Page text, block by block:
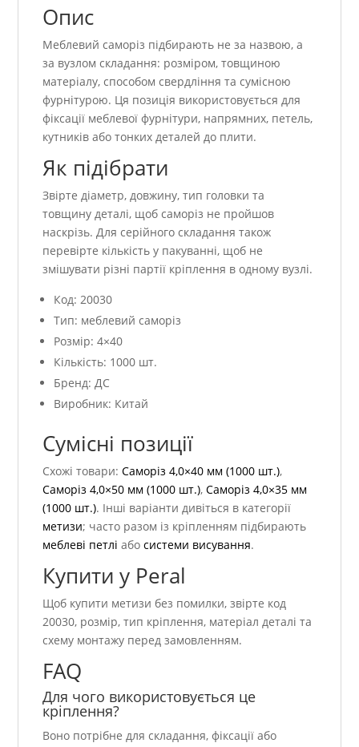
Опис
Меблевий саморіз підбирають не за назвою, а
за вузлом складання: розміром, товщиною
матеріалу, способом свердління та сумісною
фурнітурою. Ця позиція використовується для
фіксації меблевої фурнітури, напрямних, петель,
кутників або тонких деталей до плити.
Як підібрати
Звірте діаметр, довжину, тип головки та
товщину деталі, щоб саморіз не пройшов
наскрізь. Для серійного складання також
перевірте кількість у пакуванні, щоб не
змішувати різні партії кріплення в одному вузлі.
Код: 20030
Тип: меблевий саморіз
Розмір: 4×40
Кількість: 1000 шт.
Бренд: ДС
Виробник: Китай
Сумісні позиції
Схожі товари:Саморіз 4,0×40 мм (1000 шт.),
Саморіз 4,0×50 мм (1000 шт.),Саморіз 4,0×35 мм
(1000 шт.). Інші варіанти дивіться в категорії
метизи; часто разом із кріпленням підбирають
меблеві петлі абосистеми висування.
Купити у Peral
Щоб купити метизи без помилки, звірте код
20030, розмір, тип кріплення, матеріал деталі та
схему монтажу перед замовленням.
FAQ
Для чого використовується це
кріплення?
Воно потрібне для складання, фіксації або